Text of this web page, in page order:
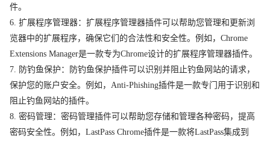
件。
6. 扩展程序管理器：扩展程序管理器插件可以帮助您管理和更新浏
览器中的扩展程序，确保它们的合法性和安全性。例如，Chrome
Extensions Manager是一款专为Chrome设计的扩展程序管理器插件。
7. 防钓鱼保护：防钓鱼保护插件可以识别并阻止钓鱼网站的请求，
保护您的账户安全。例如，Anti-Phishing插件是一款专门用于识别和
阻止钓鱼网站的插件。
8. 密码管理：密码管理插件可以帮助您存储和管理各种密码，提高
密码安全性。例如，LastPass Chrome插件是一款将LastPass集成到